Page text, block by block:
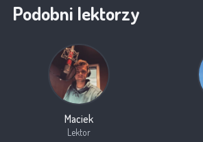
Podobni lektorzy
Maciek
Lektor